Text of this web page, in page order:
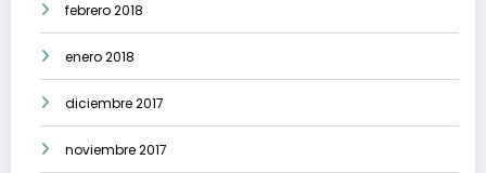
febrero 2018
enero 2018
diciembre 2017
noviembre 2017